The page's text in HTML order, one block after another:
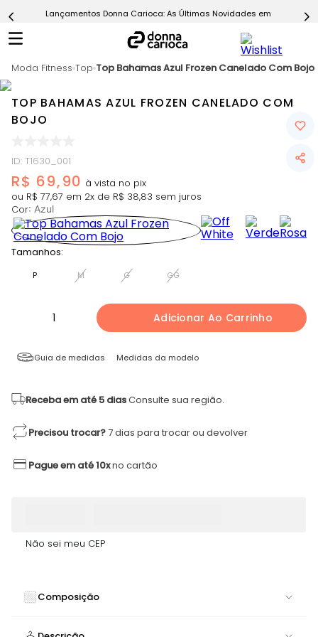
Lançamentos Donna Carioca: As Últimas Novidades em Moda
Moda Fitness Top Top Bahamas Azul Frozen Canelado Com Bojo
TOP BAHAMAS AZUL FROZEN CANELADO COM
BOJO
ID: T1630_001
R$ 69,90
ou R$ 77,67 em 2x de R$ 38,83 sem juros
Cor: Azul
Tamanhos:
P M G GG
1 Adicionar Ao Carrinho
Guia de medidas Medidas da modelo
Receba em até 5 diasConsulte sua região.
Precisou trocar?7 dias para trocar ou devolver
Pague em até 10xno cartão
Não sei meu CEP
Composição
Short
7º Conjunto
9 º Ultimate Rosa